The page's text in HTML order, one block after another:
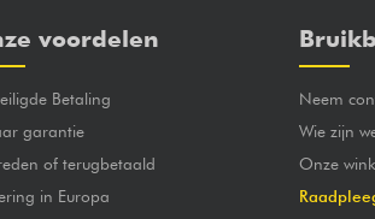
voordelen
Betaling
garantie
of terugbetaald
in Europa
Neem
Wie zijn
Onze